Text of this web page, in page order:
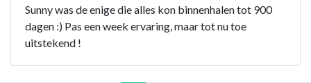
Sunny was de enige die alles kon binnenhalen tot 900
dagen :) Pas een week ervaring, maar tot nu toe
uitstekend !